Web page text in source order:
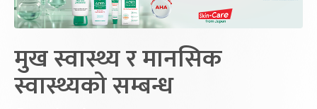
मुख स्वास्थ्य र मानसिक
स्वास्थ्यको सम्बन्ध